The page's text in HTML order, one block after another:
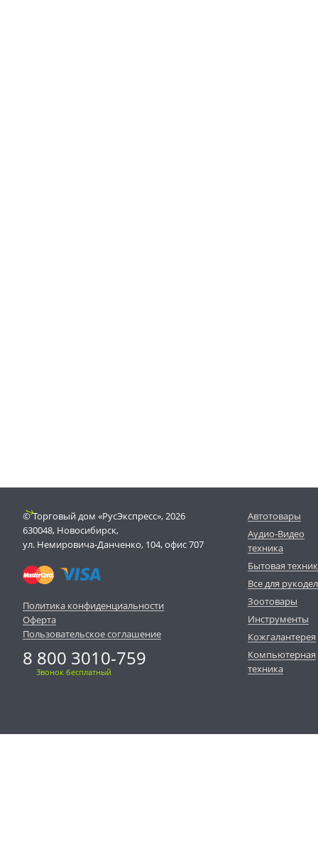
© Торговый дом «РусЭкспресс», 2026
630048, Новосибирск,
ул. Немировича-Данченко, 104, офис 707
Политика конфиденциальности
Оферта
Пользовательское соглашение
8 800 3010-759
Звонок бесплатный
Автотовары
Аудио-Видео
техника
Бытовая
Все для
Зоотовары
Инструменты
Кожгалантерея
Компьютерная
техника